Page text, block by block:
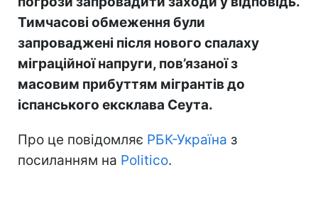
Тимчасові обмеження були
запроваджені після нового спалаху
міграційної напруги, пов’язаної з
масовим прибуттям мігрантів до
іспанського ексклава Сеута.
Про це повідомляє РБК-Україна з
посиланням на Politico.